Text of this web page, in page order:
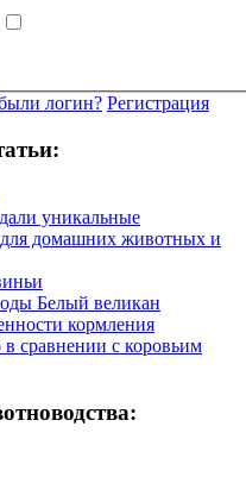
логин? Регистрация
уникальные
домашних животных и
Белый великан
кормления
в сравнении с коровьим